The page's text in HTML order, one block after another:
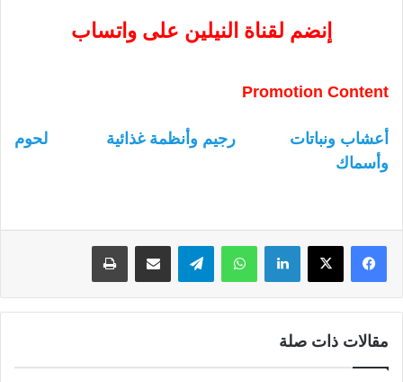
إنضم لقناة النيلين على واتساب
Promotion Content
أعشاب ونباتات رجيم وأنظمة غذائية
لحوم
وأسماك
لينكدإن واتساب
مقالات ذات صلة